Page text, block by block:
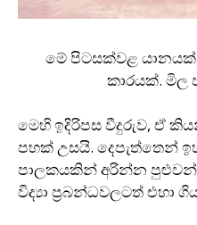
මේ පිටසක්වළ යානයක්
කාරයක්. මිල
මෙහි ඉදිරිපස වීදුරුව, ඒ
පහක් උසයි. දෙපැත්තෙන්
පාලකයකින් අරින්න
විද්‍යා ප‍්‍රබන්ධවලටත් එහා